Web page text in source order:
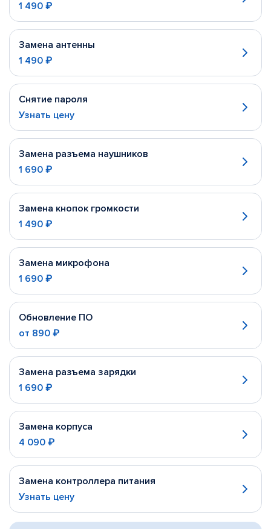
1 490 ₽
Замена антенны
1 490 ₽
Снятие пароля
Узнать цену
Замена разъема наушников
1 690 ₽
Замена кнопок громкости
1 490 ₽
Замена микрофона
1 690 ₽
Обновление ПО
от 890 ₽
Замена разъема зарядки
1 690 ₽
Замена корпуса
4 090 ₽
Замена контроллера питания
Узнать цену